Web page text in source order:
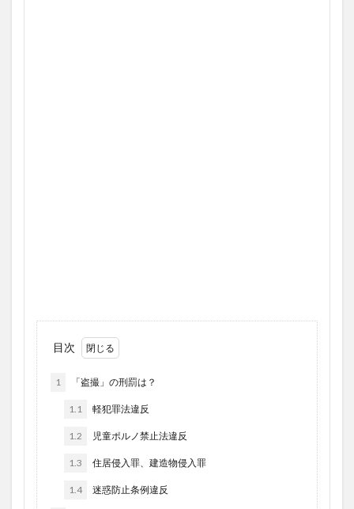
目次
1 「盗撮」の刑罰は？
1.1 軽犯罪法違反
1.2 児童ポルノ禁止法違反
1.3 住居侵入罪、建造物侵入罪
1.4 迷惑防止条例違反